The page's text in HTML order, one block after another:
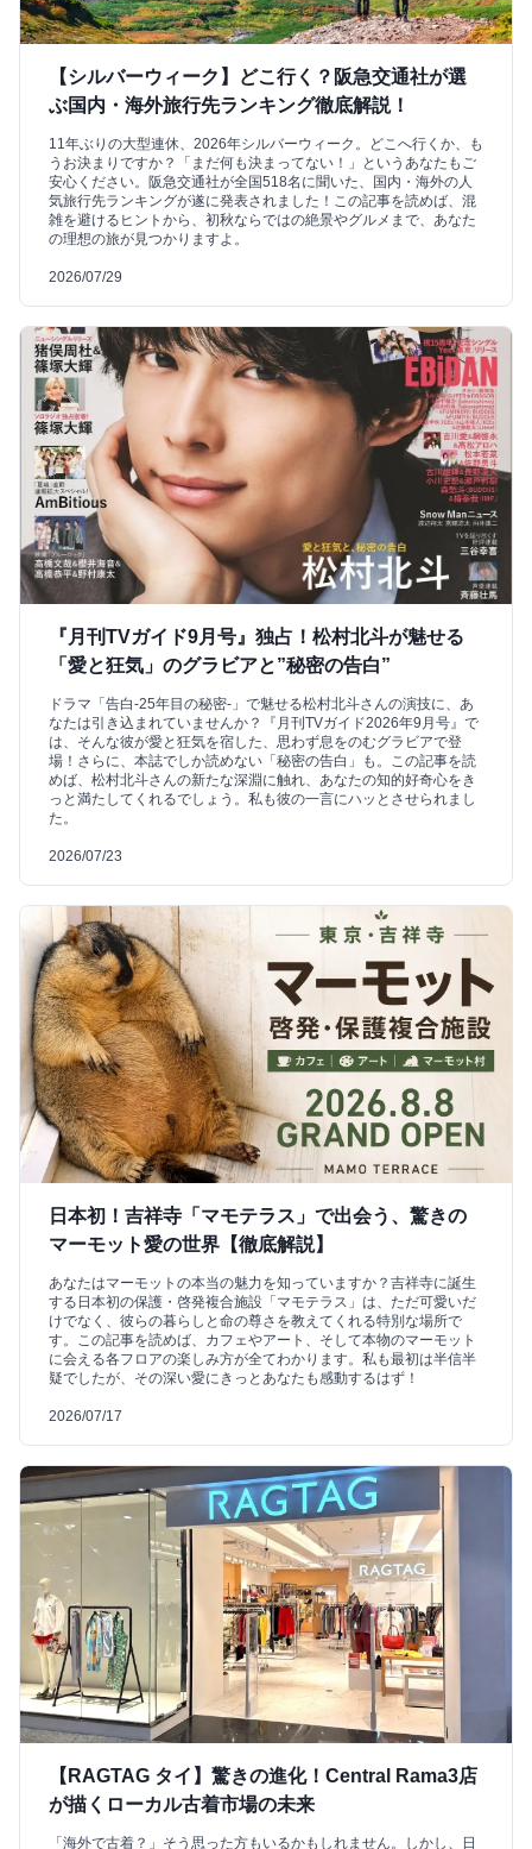
【シルバーウィーク】どこ行く？阪急交通社が選
ぶ国内・海外旅行先ランキング徹底解説！
11年ぶりの大型連休、2026年シルバーウィーク。どこへ行くか、も
うお決まりですか？「まだ何も決まってない！」というあなたもご
安心ください。阪急交通社が全国518名に聞いた、国内・海外の人
気旅行先ランキングが遂に発表されました！この記事を読めば、混
雑を避けるヒントから、初秋ならではの絶景やグルメまで、あなた
の理想の旅が見つかりますよ。
2026/07/29
『月刊TVガイド9月号』独占！松村北斗が魅せる
「愛と狂気」のグラビアと”秘密の告白”
ドラマ「告白-25年目の秘密-」で魅せる松村北斗さんの演技に、あ
なたは引き込まれていませんか？『月刊TVガイド2026年9月号』で
は、そんな彼が愛と狂気を宿した、思わず息をのむグラビアで登
場！さらに、本誌でしか読めない「秘密の告白」も。この記事を読
めば、松村北斗さんの新たな深淵に触れ、あなたの知的好奇心をき
っと満たしてくれるでしょう。私も彼の一言にハッとさせられまし
た。
2026/07/23
日本初！吉祥寺「マモテラス」で出会う、驚きの
マーモット愛の世界【徹底解説】
あなたはマーモットの本当の魅力を知っていますか？吉祥寺に誕生
する日本初の保護・啓発複合施設「マモテラス」は、ただ可愛いだ
けでなく、彼らの暮らしと命の尊さを教えてくれる特別な場所で
す。この記事を読めば、カフェやアート、そして本物のマーモット
に会える各フロアの楽しみ方が全てわかります。私も最初は半信半
疑でしたが、その深い愛にきっとあなたも感動するはず！
2026/07/17
【RAGTAG タイ】驚きの進化！Central Rama3店
が描くローカル古着市場の未来
「海外で古着？」そう思った方もいるかもしれません。しかし、日